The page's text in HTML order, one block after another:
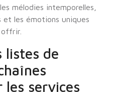
mélodies intemporelles,
les émotions uniques
listes de
les services